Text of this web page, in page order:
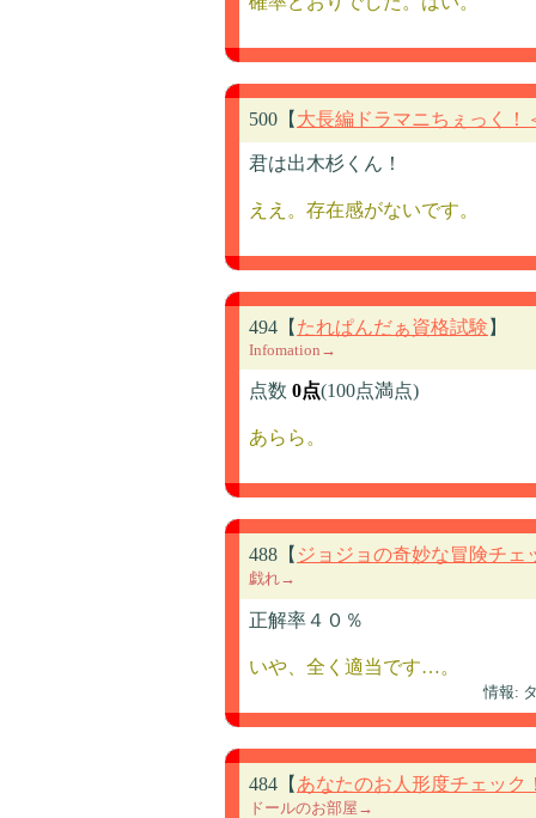
500【 大長編ドラマニちぇっく！
君は出木杉くん！
ええ。存在感がないです。
494【 たれぱんだぁ資格試験 】
Infomation→
点数 0点(100点満点)
あらら。
488【 ジョジョの奇妙な冒険チ
戯れ→
正解率４０％
いや、全く適当です…。
情報:
484【 あなたのお人形度チェック
ドールのお部屋→